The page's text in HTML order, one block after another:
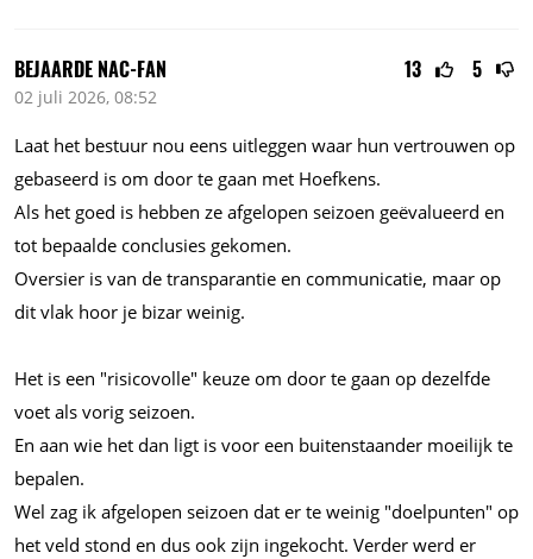
13 5
BEJAARDE NAC-FAN
02 juli 2026, 08:52
Laat het bestuur nou eens uitleggen waar hun vertrouwen op
gebaseerd is om door te gaan met Hoefkens.
Als het goed is hebben ze afgelopen seizoen geëvalueerd en
tot bepaalde conclusies gekomen.
Oversier is van de transparantie en communicatie, maar op
dit vlak hoor je bizar weinig.
Het is een "risicovolle" keuze om door te gaan op dezelfde
voet als vorig seizoen.
En aan wie het dan ligt is voor een buitenstaander moeilijk te
bepalen.
Wel zag ik afgelopen seizoen dat er te weinig "doelpunten" op
het veld stond en dus ook zijn ingekocht. Verder werd er